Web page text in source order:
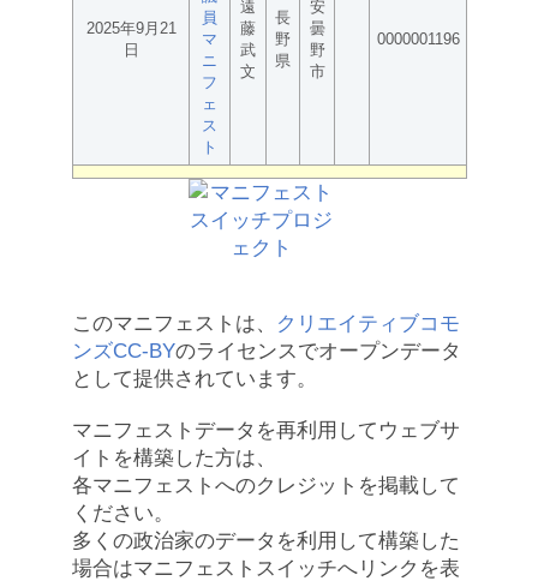
2025年9月21
日
員
マ
ニ
フ
ェ
ス
ト
遠
藤
武
文
長
野
県
安
曇
野
市
0000001196
このマニフェストは、
クリエイティブコモ
ンズCC-BYのライセンスでオープンデータ
として提供されています。
マニフェストデータを再利用してウェブサ
イトを構築した方は、
各マニフェストへのクレジットを掲載して
ください。
多くの政治家のデータを利用して構築した
場合はマニフェストスイッチへリンクを表